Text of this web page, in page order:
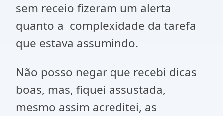
sem receio fizeram um alerta
quanto a complexidade da tarefa
que estava assumindo.
Não posso negar que recebi dicas
boas, mas, fiquei assustada,
mesmo assim acreditei, as